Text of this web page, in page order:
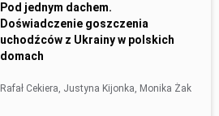
Pod jednym dachem.
Doświadczenie goszczenia
uchodźców z Ukrainy w polskich
domach
Rafał Cekiera, Justyna Kijonka, Monika Żak